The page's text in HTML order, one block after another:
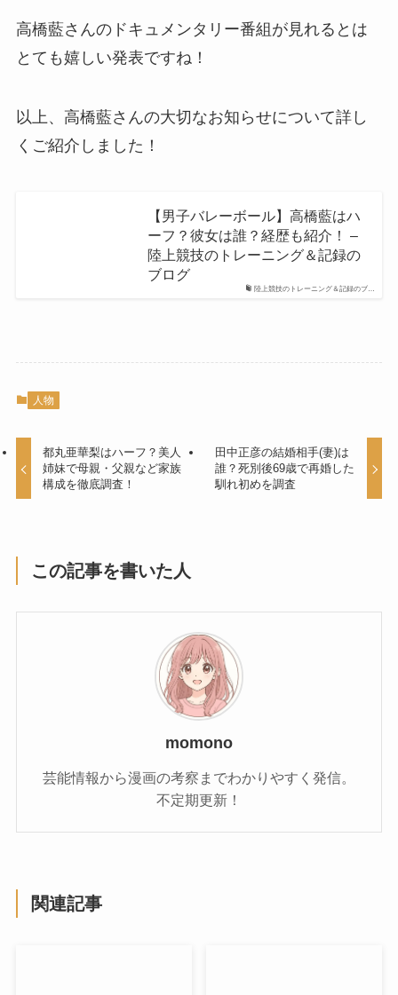
高橋藍さんのドキュメンタリー番組が見れるとは
とても嬉しい発表ですね！
以上、高橋藍さんの大切なお知らせについて詳し
くご紹介しました！
陸上競技のトレーニング＆記録のブ…
【男子バレーボール】高橋藍はハ
ーフ？彼女は誰？経歴も紹介！ –
陸上競技のトレーニング＆記録の
ブログ
人物
都丸亜華梨はハーフ？美人
姉妹で母親・父親など家族
構成を徹底調査！
田中正彦の結婚相手(妻)は
誰？死別後69歳で再婚した
馴れ初めを調査
この記事を書いた人
momono
芸能情報から漫画の考察までわかりやすく発信。
不定期更新！
関連記事